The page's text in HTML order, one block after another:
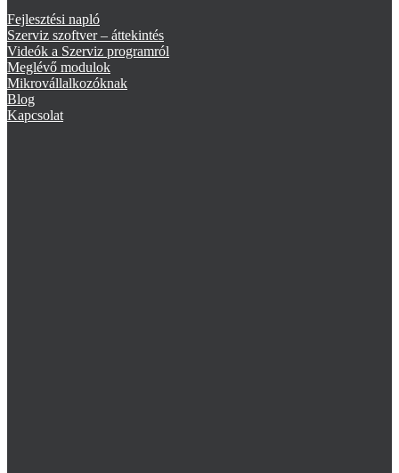
Fejlesztési napló
Szerviz szoftver – áttekintés
Videók a Szerviz programról
Meglévő modulok
Mikrovállalkozóknak
Blog
Kapcsolat